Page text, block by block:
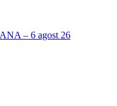
– 6 agost 26